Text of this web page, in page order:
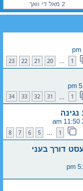
2 מאל די וואך
1
…
20
21
22
23
1
31
32
33
34
1
…
5
6
7
8
דורך בעני